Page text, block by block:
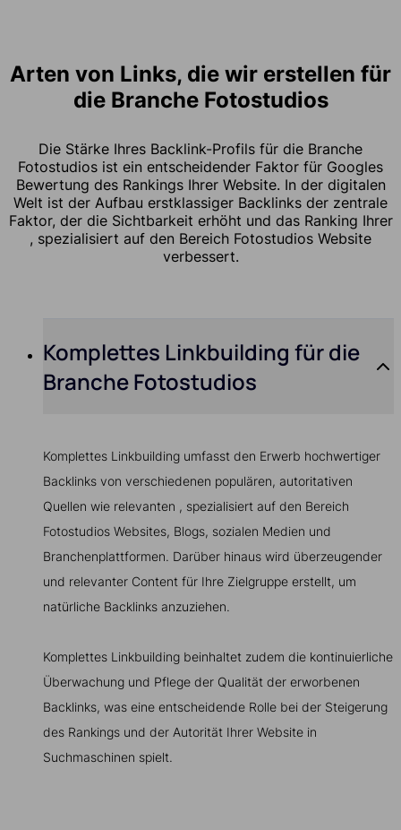
Arten von Links, die wir erstellen für
die Branche Fotostudios
Die Stärke Ihres Backlink-Profils für die Branche
Fotostudios ist ein entscheidender Faktor für Googles
Bewertung des Rankings Ihrer Website. In der digitalen
Welt ist der Aufbau erstklassiger Backlinks der zentrale
Faktor, der die Sichtbarkeit erhöht und das Ranking Ihrer
, spezialisiert auf den Bereich Fotostudios Website
verbessert.
Komplettes Linkbuilding für die
Branche Fotostudios
Komplettes Linkbuilding umfasst den Erwerb hochwertiger
Backlinks von verschiedenen populären, autoritativen
Quellen wie relevanten , spezialisiert auf den Bereich
Fotostudios Websites, Blogs, sozialen Medien und
Branchenplattformen. Darüber hinaus wird überzeugender
und relevanter Content für Ihre Zielgruppe erstellt, um
natürliche Backlinks anzuziehen.
Komplettes Linkbuilding beinhaltet zudem die kontinuierliche
Überwachung und Pflege der Qualität der erworbenen
Backlinks, was eine entscheidende Rolle bei der Steigerung
des Rankings und der Autorität Ihrer Website in
Suchmaschinen spielt.